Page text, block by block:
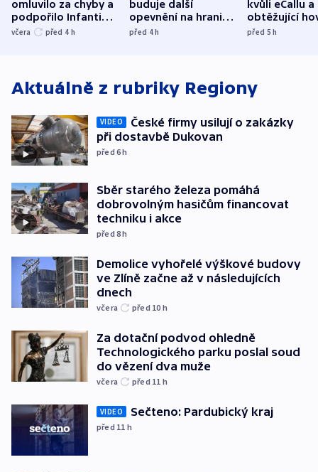
omluvilo za chyby a
podpořilo Infantina.
UEFA trvá na
včera před 4 h
buduje další
opevnění na hranici
s Běloruskem
před 4h
kvůli eCallu a
obtěžující
zdržují
před 5h
Aktuálně z rubriky Regiony
VIDEO
České firmy usilují o zakázky
při dostavbě Dukovan
před 6h
Sběr starého železa pomáhá
dobrovolným hasičům financovat
techniku i akce
před 8h
Demolice vyhořelé výškové budovy
ve Zlíně začne až v následujících
dnech
včera před 10 h
Za dotační podvod ohledně
Technologického parku poslal soud
do vězení dva muže
včera před 11 h
VIDEO Sečteno: Pardubický kraj
před 11 h